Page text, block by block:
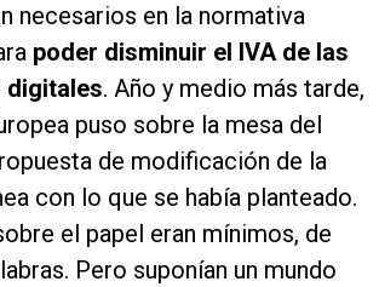
necesarios en la normativa
poder disminuir el IVA de las
digitales. Año y medio más tarde,
puso sobre la mesa del
de modificación de la
con lo que se había planteado.
el papel eran mínimos, de
Pero suponían un mundo